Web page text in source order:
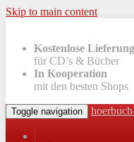
Skip to main content
Kostenlose Lieferung
für CD’s & Bücher
In Kooperation
mit den besten Shops
Toggle navigation